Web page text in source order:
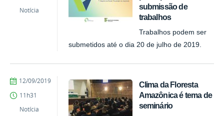
submissão de
trabalhos
Trabalhos podem ser
submetidos até o dia 20 de julho de 2019.
Notícia
Clima da Floresta
Amazônica é tema de
seminário
by
Santos
Published
12/09/2019
11h31
Notícia